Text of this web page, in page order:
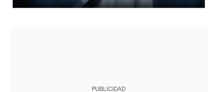
PUBLICIDAD